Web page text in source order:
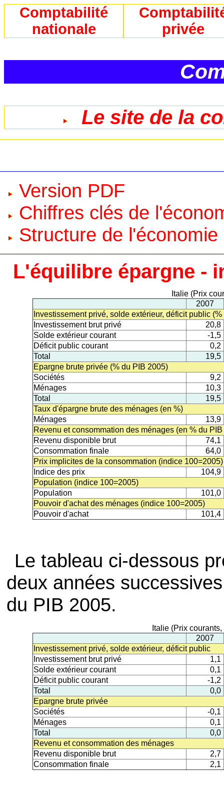
Comptabilité
nationale
privée
Le site de la
Version PDF
Chiffres clés de
Structure de l'économie
L'équilibre épargne -
Italie (Prix
2007
Investissement privé, solde extérieur, déficit public
Investissement brut privé
20,8
Solde extérieur courant
-1,5
Déficit public courant
0,2
Total
19,5
Epargne brute privée (% du PIB 2005)
Sociétés
9,2
Ménages
10,3
Total
19,5
Taux d'épargne brute des ménages (en %)
Ménages
13,9
Revenu et consommation des ménages (en % du
Revenu disponible brut
74,1
Consommation finale
64,0
Prix implicites de la consommation (indice 100=2005)
Indice des prix
104,9
Population (indice 100=2005)
Population
101,0
Pouvoir d'achat des ménages (indice 100=2005)
Pouvoir d'achat
101,4
Le tableau ci-dessous
deux années
du PIB 2005.
Italie (Prix
2007
Investissement privé, solde extérieur, déficit public
Investissement brut privé
1,1
Solde extérieur courant
0,1
Déficit public courant
-1,2
Total
0,0
Epargne brute privée
Sociétés
-0,1
Ménages
0,1
Total
0,0
Revenu et consommation des ménages
Revenu disponible brut
2,7
Consommation finale
2,1